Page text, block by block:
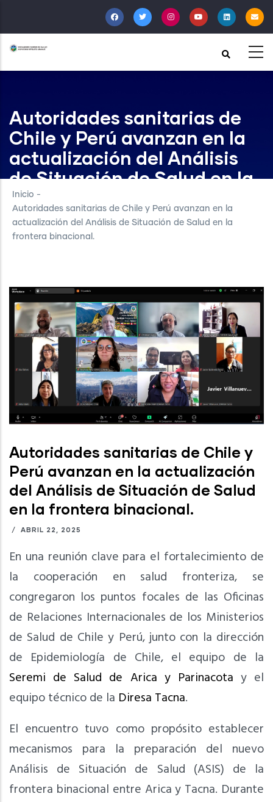
al
contenido
principal
Autoridades sanitarias de
Chile y Perú avanzan en la
actualización del Análisis
de Situación de Salud en la
frontera binacional.
Inicio -
Autoridades sanitarias de Chile y Perú avanzan en la
actualización del Análisis de Situación de Salud en la
frontera binacional.
Autoridades sanitarias de Chile y
Perú avanzan en la actualización
del Análisis de Situación de Salud
en la frontera binacional.
/ ABRIL 22, 2025
En una reunión clave para el fortalecimiento de
la cooperación en salud fronteriza, se
congregaron los puntos focales de las Oficinas
de Relaciones Internacionales de los Ministerios
de Salud de Chile y Perú, junto con la dirección
de Epidemiología de Chile, el equipo de la
Seremi de Salud de Arica y Parinacota y el
equipo técnico de la Diresa Tacna.
El encuentro tuvo como propósito establecer
mecanismos para la preparación del nuevo
Análisis de Situación de Salud (ASIS) de la
frontera binacional entre Arica y Tacna. Durante